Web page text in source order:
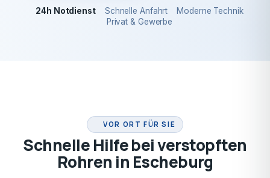
24h Notdienst Schnelle Anfahrt
Moderne Technik
Privat & Gewerbe
VOR ORT FÜR SIE
Schnelle Hilfe bei verstopften
Rohren in Escheburg